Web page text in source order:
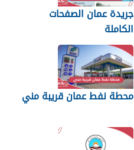
جريدة عمان الصفحات
الكاملة
محطة نفط عمان قريبة مني